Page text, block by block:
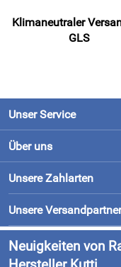
Klimaneutraler
GLS
Unser Service
Kontakt
Newsletter
Retourenabwicklung
Lieferung & Bezahlung
Kundenlogin
Über uns
Unsere Bestseller
Marken
Neu
Unsere Zahlarten
Unsere Versandpartner
Neuigkeiten von